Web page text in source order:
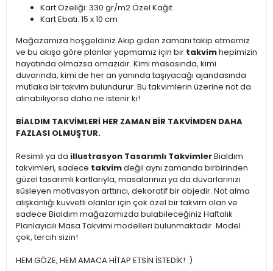
Kart Özeliği: 330 gr/m2 Özel Kağıt
Kart Ebatı: 15 x 10 cm
Mağazamıza hoşgeldiniz.Akıp giden zamanı takip etmemiz
ve bu akışa göre planlar yapmamız için bir takvimhepimizin
hayatında olmazsa omazıdır. Kimi masasında, kimi
duvarında, kimi de her an yanında taşıyacağı ajandasında
mutlaka bir takvim bulundurur. Bu takvimlerin üzerine not da
alınabiliyorsa daha ne istenir ki!
BİALDIM TAKVİMLERİ HER ZAMAN BİR TAKVİMDEN DAHA
FAZLASI OLMUŞTUR.
Resimli ya da illustrasyon Tasarımlı TakvimlerBialdım
takvimleri, sadece takvimdeğil aynı zamanda birbirinden
güzel tasarımlı kartlarıyla, masalarınızı ya da duvarlarınızı
süsleyen motivasyon arttırıcı, dekoratif bir objedir. Not alma
alışkanlığı kuvvetli olanlar için çok özel bir takvim olan ve
sadece Bialdım mağazamızda bulabileceğiniz Haftalık
Planlayıcılı Masa Takvimi modelleri bulunmaktadır. Model
çok, tercih sizin!
HEM GÖZE, HEM AMACA HİTAP ETSİN İSTEDİK! :)